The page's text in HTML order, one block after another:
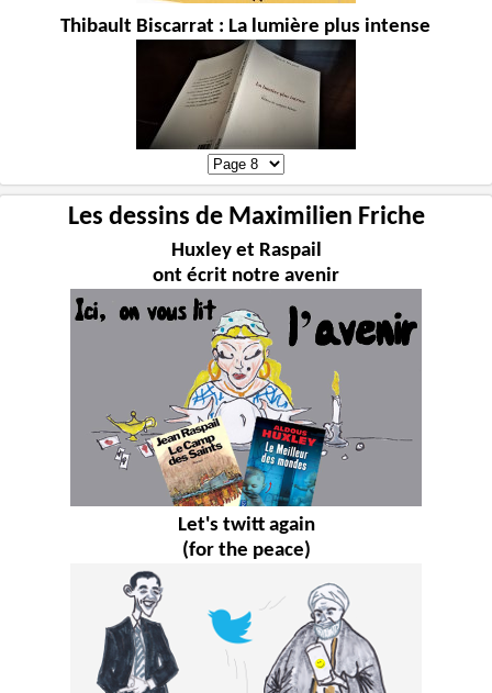
Thibault Biscarrat : La lumière plus intense
Les dessins de Maximilien Friche
Huxley et Raspail
ont écrit notre avenir
Let's twitt again
(for the peace)